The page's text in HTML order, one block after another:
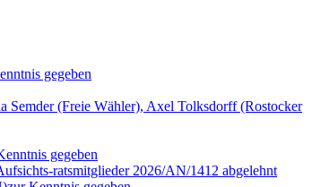
gegeben
(Freie Wähler), Axel Tolksdorff (Rostocker
gegeben
ratsmitglieder 2026/AN/1412 abgelehnt